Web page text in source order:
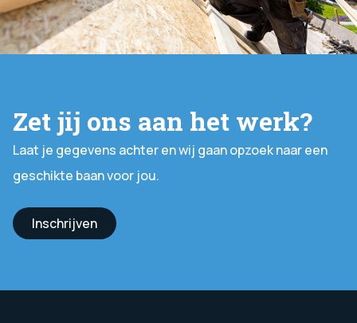
Zet jij ons aan het werk?
Laat je gegevens achter en wij gaan opzoek naar een
geschikte baan voor jou.
Inschrijven